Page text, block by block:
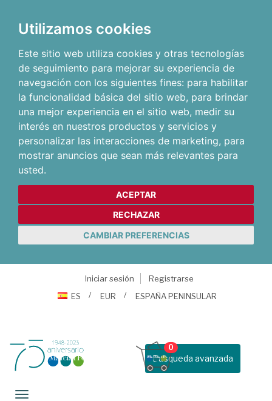
Utilizamos cookies
Este sitio web utiliza cookies y otras tecnologías
de seguimiento para mejorar su experiencia de
navegación con los siguientes fines: para habilitar
la funcionalidad básica del sitio web, para brindar
una mejor experiencia en el sitio web, medir su
interés en nuestros productos y servicios y
personalizar las interacciones de marketing, para
mostrar anuncios que sean más relevantes para
usted.
ACEPTAR
RECHAZAR
CAMBIAR PREFERENCIAS
Iniciar sesión
Registrarse
ES
EUR ESPAÑA PENINSULAR
Busqueda avanzada
0
Toggle navigation